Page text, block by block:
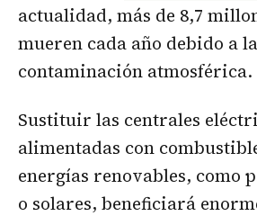
actualidad, más de 8,7
mueren cada año debido a la
contaminación atmosférica.
Sustituir las centrales
alimentadas con
energías renovables, como
o solares, beneficiará